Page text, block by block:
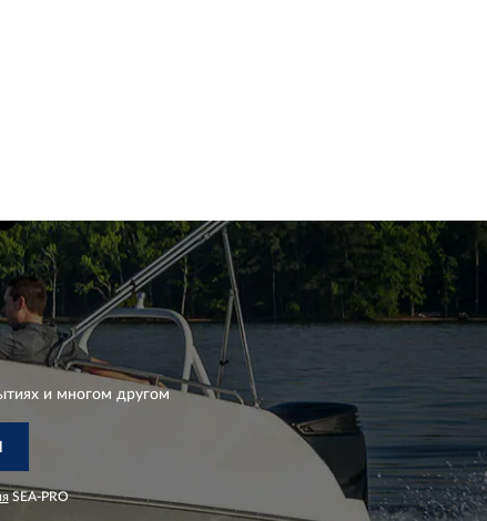
и многом другом
SEA-PRO